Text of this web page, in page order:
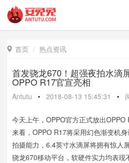
 首页 热点资讯
首发骁龙670！超强夜拍水滴
OPPO R17官宣亮相
Antutu • 2018-08-13 15:45:31 •
今天上午，OPPO官方正式放出OPPO
来看，OPPO R17将采用幻色渐变机
拍摄能力，6.4英寸水滴屏将拥有惊人
骁龙670移动平台，软硬件实力均表现